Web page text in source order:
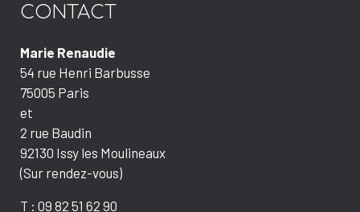
CONTACT
Marie Renaudie
54 rue Henri Barbusse
75005 Paris
et
2 rue Baudin
92130 Issy les Moulineaux
(Sur rendez-vous)
T : 09 82 51 62 90